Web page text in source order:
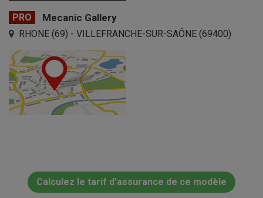
PRO Mecanic Gallery
RHONE (69) - VILLEFRANCHE-SUR-SAÔNE (69400)
Calculez le tarif d'assurance de ce modèle